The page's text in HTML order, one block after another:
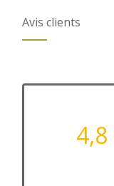
Avis clients
4,8